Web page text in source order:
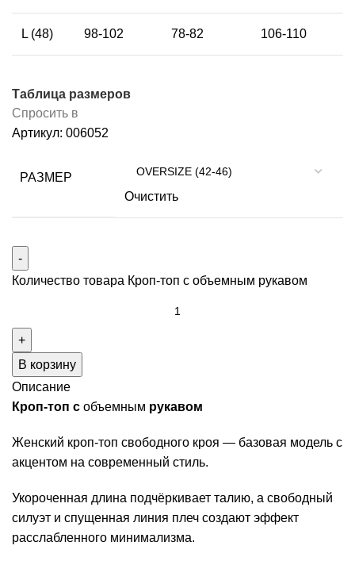
L (48) 98-102 78-82 106-110
Таблица размеров
Спросить в
Артикул: 006052
РАЗМЕР
Очистить
Количество товара Кроп-топ с объемным рукавом
В корзину
Описание
Кроп-топ с объемным рукавом
Женский кроп-топ свободного кроя — базовая модель с
акцентом на современный стиль.
Укороченная длина подчёркивает талию, а свободный
силуэт и спущенная линия плеч создают эффект
расслабленного минимализма.